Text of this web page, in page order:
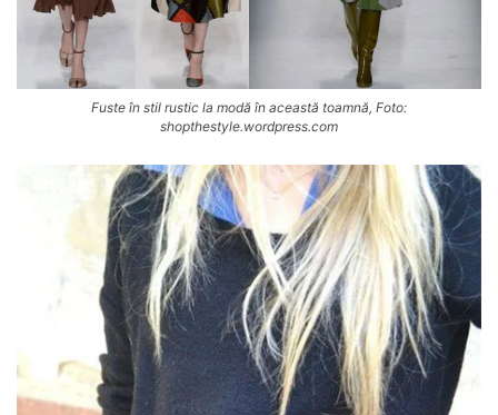
Fuste în stil rustic la modă în această toamnă, Foto:
shopthestyle.wordpress.com